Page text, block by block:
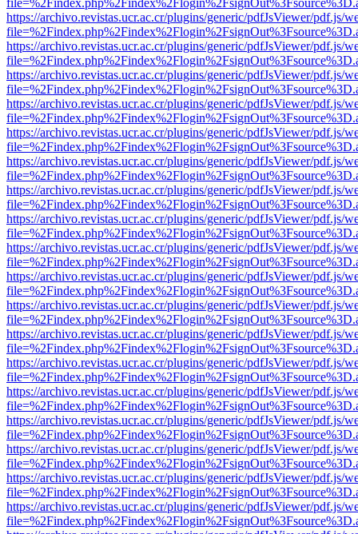
https://archivo.revistas.ucr.ac.cr/plugins/generic/pdfJsViewer/pdf.js/
https://archivo.revistas.ucr.ac.cr/plugins/generic/pdfJsViewer/pdf.js/
https://archivo.revistas.ucr.ac.cr/plugins/generic/pdfJsViewer/pdf.js/
https://archivo.revistas.ucr.ac.cr/plugins/generic/pdfJsViewer/pdf.js/
https://archivo.revistas.ucr.ac.cr/plugins/generic/pdfJsViewer/pdf.js/
https://archivo.revistas.ucr.ac.cr/plugins/generic/pdfJsViewer/pdf.js/
https://archivo.revistas.ucr.ac.cr/plugins/generic/pdfJsViewer/pdf.js/
https://archivo.revistas.ucr.ac.cr/plugins/generic/pdfJsViewer/pdf.js/
https://archivo.revistas.ucr.ac.cr/plugins/generic/pdfJsViewer/pdf.js/
https://archivo.revistas.ucr.ac.cr/plugins/generic/pdfJsViewer/pdf.js/
https://archivo.revistas.ucr.ac.cr/plugins/generic/pdfJsViewer/pdf.js/
https://archivo.revistas.ucr.ac.cr/plugins/generic/pdfJsViewer/pdf.js/
https://archivo.revistas.ucr.ac.cr/plugins/generic/pdfJsViewer/pdf.js/
https://archivo.revistas.ucr.ac.cr/plugins/generic/pdfJsViewer/pdf.js/
https://archivo.revistas.ucr.ac.cr/plugins/generic/pdfJsViewer/pdf.js/
https://archivo.revistas.ucr.ac.cr/plugins/generic/pdfJsViewer/pdf.js/
https://archivo.revistas.ucr.ac.cr/plugins/generic/pdfJsViewer/pdf.js/
https://archivo.revistas.ucr.ac.cr/plugins/generic/pdfJsViewer/pdf.js/